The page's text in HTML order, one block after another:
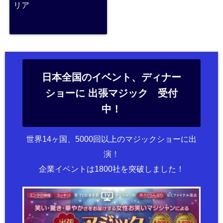
リア
日本全国のイベント、ディナー
ショーに 出張マジック 受付
中！
世界14ヶ国、5000回以上のマジックショーに出
演！
企業イベントは1800社を突破しました！